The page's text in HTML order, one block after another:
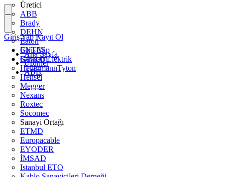
Üretici
ABB
Brady
DEHN
Eaton
ENTES
Günsan Elektrik
HellermannTyton
Hensel
Megger
Nexans
Roxtec
Socomec
Sanayi Ortağı
ETMD
Europacable
EYODER
İMSAD
Istanbul ETO
Giriş Yap
Kayıt Ol
Giriş Yap Kayıt Ol
Ana Sayfa
Ürünler
ABB